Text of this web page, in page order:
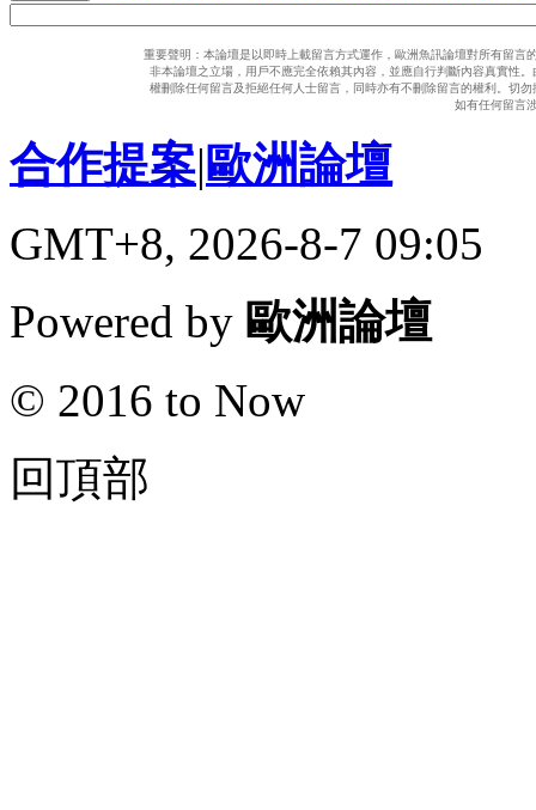
重要聲明：本論壇是以即時上載留言方式運作，歐洲魚訊論壇對所有留
非本論壇之立場，用戶不應完全依賴其內容，並應自行判斷內容真實性
權刪除任何留言及拒絕任何人士留言，同時亦有不刪除留言的權利。切
如有任何留言
合作提案|歐洲論壇
GMT+8, 2026-8-7 09:05
Powered by 歐洲論壇
© 2016 to Now
回頂部